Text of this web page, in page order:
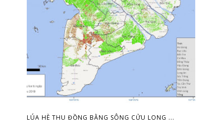
LÚA HÈ THU ĐỒNG BẰNG SÔNG CỬU LONG ...